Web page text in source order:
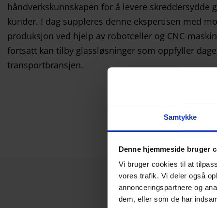
Samtykke
Denne hjemmeside bruger
Vi bruger cookies til at
vores trafik. Vi deler også
annonceringspartnere og
dem, eller som de har
håndverkskunnskapen for å levere skreddersydde
kunder. I dag suppleres denne ekspertisen med
produksjon ved hjelp av robotceller og CNC-
fortsatt kan tilby glassløsninger som oppfyller
transportbransjen.